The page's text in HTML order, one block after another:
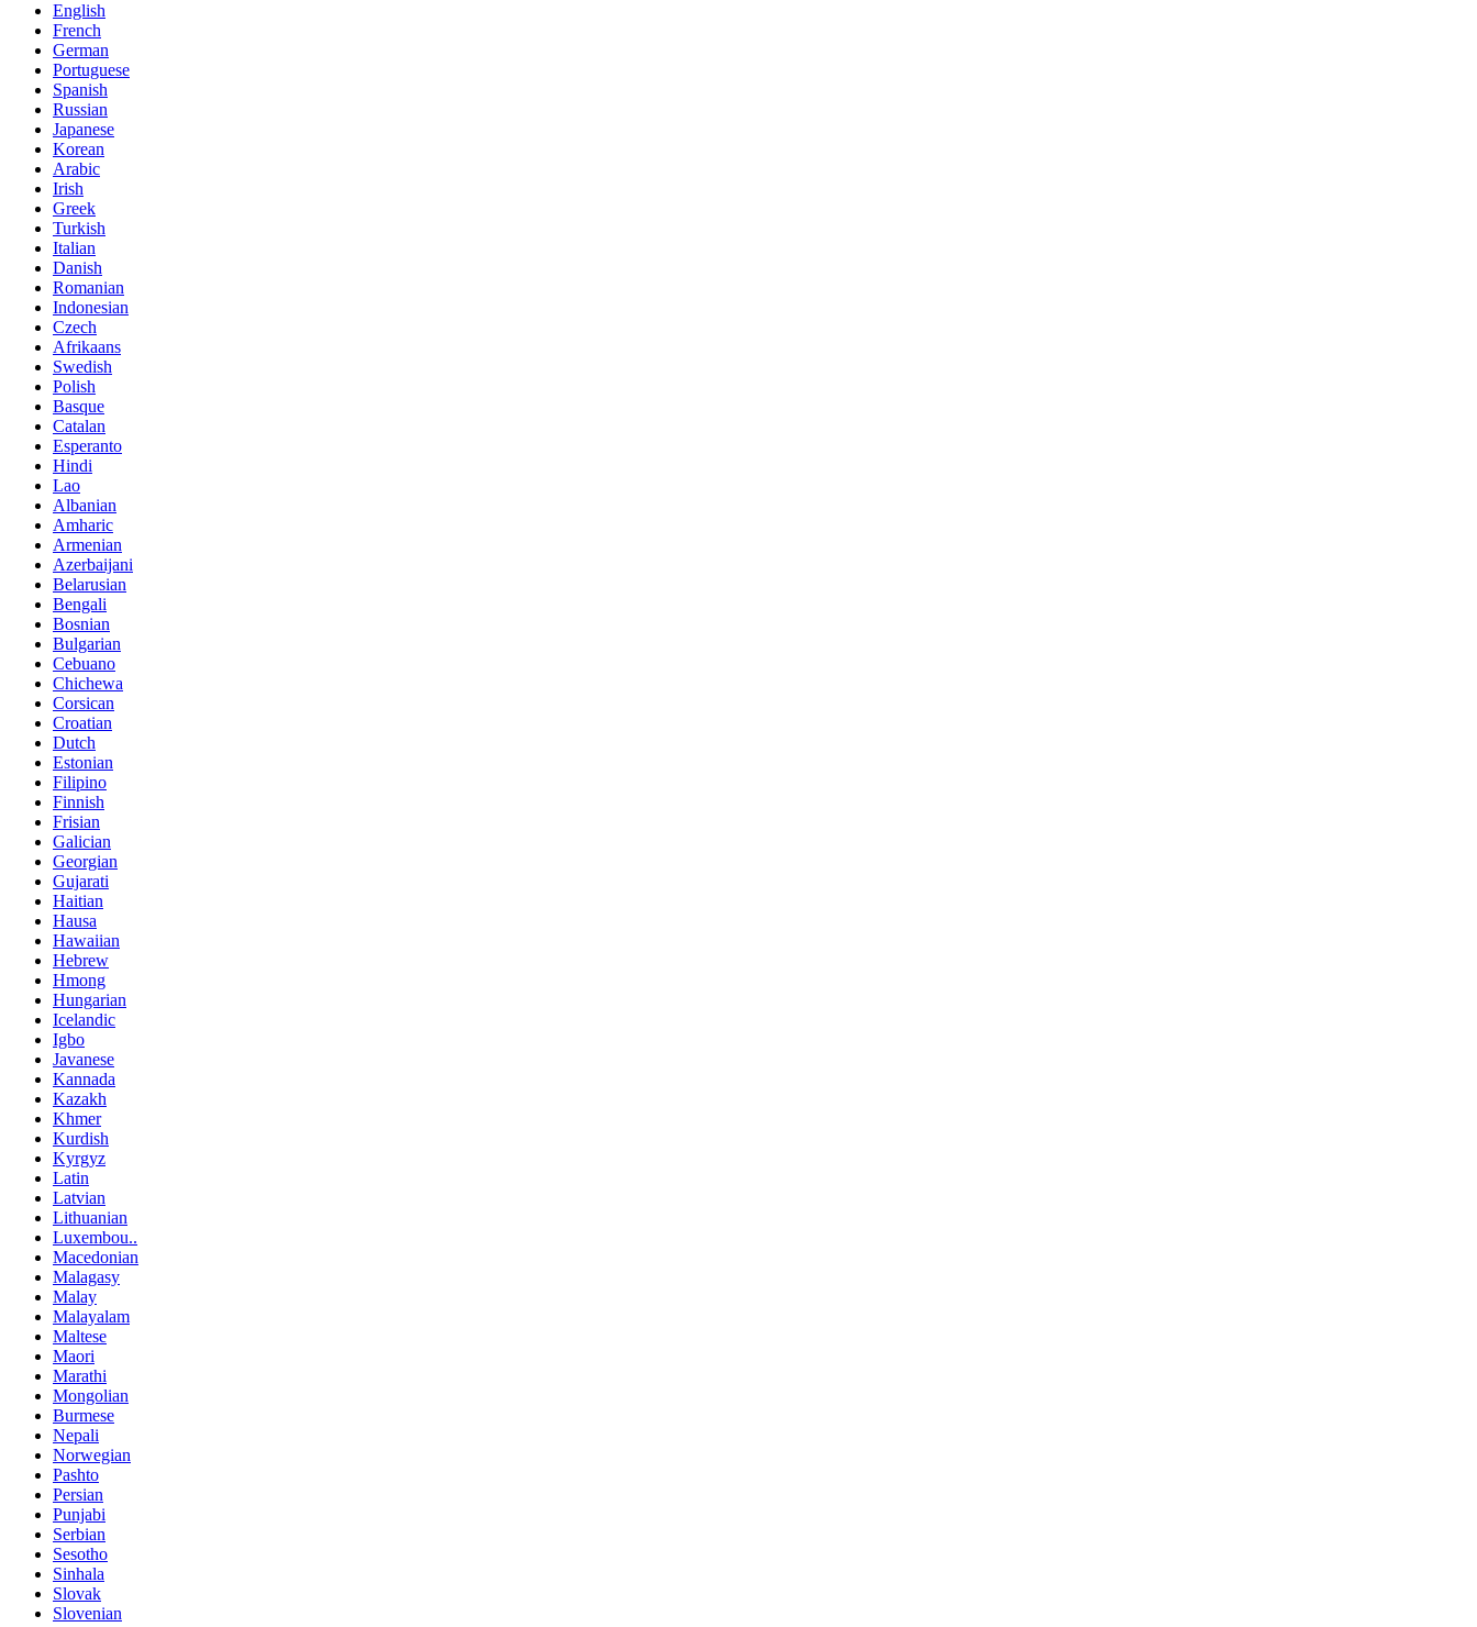
English
French
German
Portuguese
Spanish
Russian
Japanese
Korean
Arabic
Irish
Greek
Turkish
Italian
Danish
Romanian
Indonesian
Czech
Afrikaans
Swedish
Polish
Basque
Catalan
Esperanto
Hindi
Lao
Albanian
Amharic
Armenian
Azerbaijani
Belarusian
Bengali
Bosnian
Bulgarian
Cebuano
Chichewa
Corsican
Croatian
Dutch
Estonian
Filipino
Finnish
Frisian
Galician
Georgian
Gujarati
Haitian
Hausa
Hawaiian
Hebrew
Hmong
Hungarian
Icelandic
Igbo
Javanese
Kannada
Kazakh
Khmer
Kurdish
Kyrgyz
Latin
Latvian
Lithuanian
Luxembou..
Macedonian
Malagasy
Malay
Malayalam
Maltese
Maori
Marathi
Mongolian
Burmese
Nepali
Norwegian
Pashto
Persian
Punjabi
Serbian
Sesotho
Sinhala
Slovak
Slovenian